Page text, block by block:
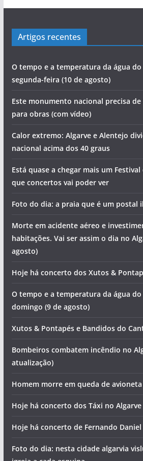
Artigos recentes
O tempo e a temperatura da água
segunda-feira (10 de agosto)
Este monumento nacional precisa
para obras (com vídeo)
Calor extremo: Algarve e Alentejo
nacional acima dos 40 graus
Está quase a chegar mais um
que concertos vai poder ver
Foto do dia: a praia que é um postal
Morte em acidente aéreo e
habitações. Vai ser assim o dia no
agosto)
Hoje há concerto dos Xutos &
O tempo e a temperatura da água
domingo (9 de agosto)
Xutos & Pontapés e Bandidos do
Bombeiros combatem incêndio no
atualização)
Homem morre em queda de
Hoje há concerto dos Táxi no Algarve
Hoje há concerto de Fernando
Foto do dia: nesta cidade algarvia